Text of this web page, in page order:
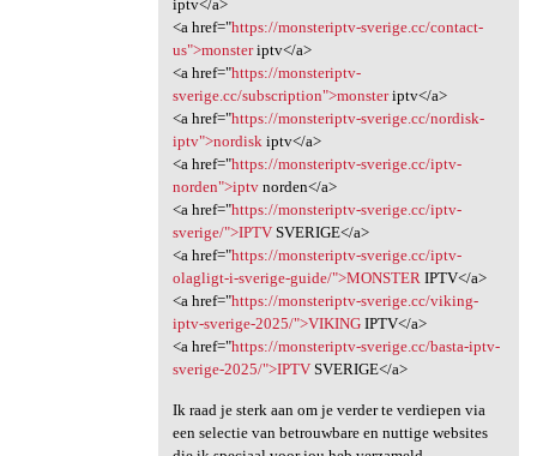
iptv</a>
<a href="https://monsteriptv-sverige.cc/contact-
us">monsteriptv</a>
<a href="https://monsteriptv-
sverige.cc/subscription">monsteriptv</a>
<a href="https://monsteriptv-sverige.cc/nordisk-
iptv">nordisk iptv</a>
<a href="https://monsteriptv-sverige.cc/iptv-
norden">iptvnorden</a>
<a href="https://monsteriptv-sverige.cc/iptv-
sverige/">IPTVSVERIGE</a>
<a href="https://monsteriptv-sverige.cc/iptv-
olagligt-i-sverige-guide/">MONSTER IPTV</a>
<a href="https://monsteriptv-sverige.cc/viking-
iptv-sverige-2025/">VIKINGIPTV</a>
<a href="https://monsteriptv-sverige.cc/basta-iptv-
sverige-2025/">IPTVSVERIGE</a>
Ik raad je sterk aan om je verder te verdiepen via
een selectie van betrouwbare en nuttige websites